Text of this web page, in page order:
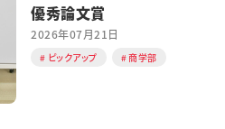
優秀論文賞
2026年07月21日
ピックアップ 商学部